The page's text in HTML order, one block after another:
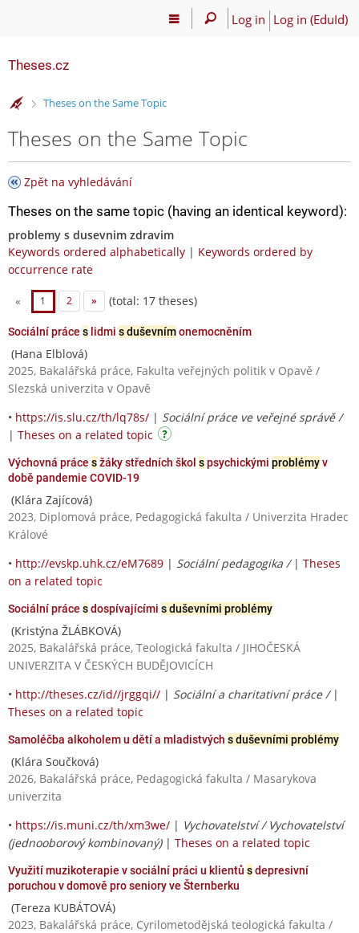
Log in Log in (EduId)
Theses.cz
>
Theses on the Same Topic
Theses on the Same Topic
Zpět na vyhledávání
Theses on the same topic (having an identical keyword):
problemy s dusevnim zdravim
Keywords ordered alphabetically | Keywords ordered by
occurrence rate
« 1 2 » (total: 17 theses)
Sociální práce s lidmi s duševnímonemocněním
(Hana Elblová)
2025, Bakalářská práce, Fakulta veřejných politik v Opavě /
Slezská univerzita v Opavě
• https://is.slu.cz/th/lq78s/ | Sociální práce ve veřejné správě /
| Theses on a related topic
Výchovná práce sžáky středních škol spsychickými problémyv
době pandemie COVID-19
(Klára Zajícová)
2023, Diplomová práce, Pedagogická fakulta / Univerzita Hradec
Králové
• http://evskp.uhk.cz/eM7689 | Sociální pedagogika / | Theses
on a related topic
Sociální práce sdospívajícími s duševními problémy
(Kristýna ŽLÁBKOVÁ)
2025, Bakalářská práce, Teologická fakulta / JIHOČESKÁ
UNIVERZITA V ČESKÝCH BUDĚJOVICÍCH
• http://theses.cz/id//jrggqi// | Sociální a charitativní práce / |
Theses on a related topic
Samoléčba alkoholem u dětí a mladistvých s duševními problémy
(Klára Součková)
2026, Bakalářská práce, Pedagogická fakulta / Masarykova
univerzita
• https://is.muni.cz/th/xm3we/ | Vychovatelství / Vychovatelství
(jednooborový kombinovaný)| Theses on a related topic
Využití muzikoterapie v sociální práci u klientů sdepresivní
poruchou v domově pro seniory ve Šternberku
(Tereza KUBÁTOVÁ)
2023, Bakalářská práce, Cyrilometodějská teologická fakulta /